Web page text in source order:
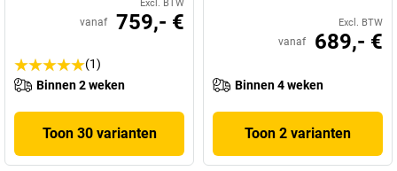
Excl. BTW
vanaf 759,- €
(1)
Binnen 2 weken
Toon 30 varianten
Excl. BTW
vanaf 689,- €
Binnen 4 weken
Toon 2 varianten